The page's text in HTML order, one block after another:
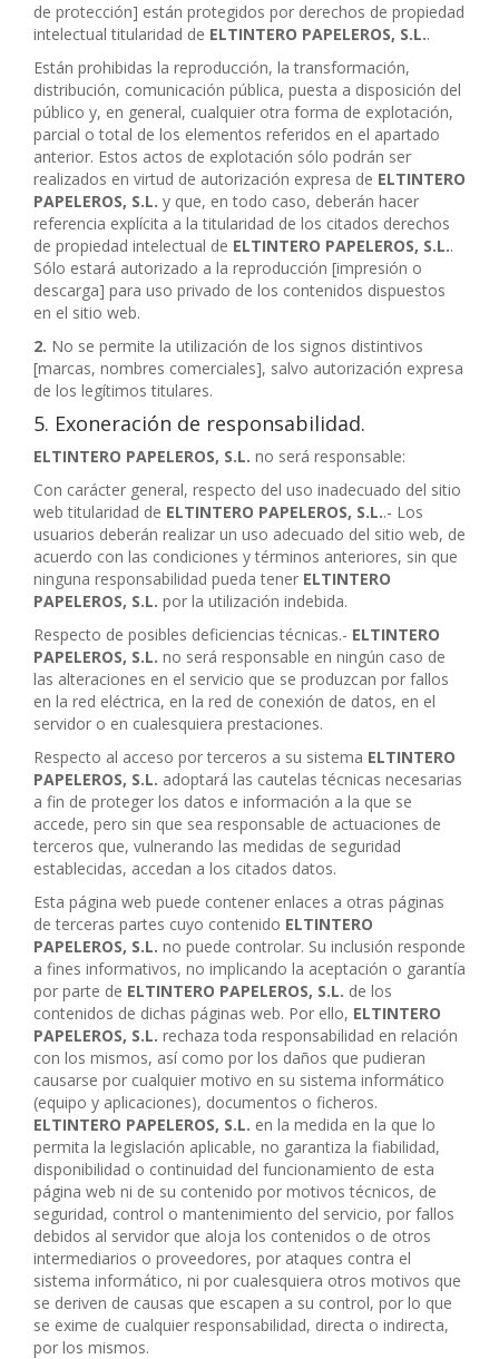
de protección] están protegidos por derechos de propiedad
intelectual titularidad de ELTINTERO PAPELEROS, S.L..
Están prohibidas la reproducción, la transformación,
distribución, comunicación pública, puesta a disposición del
público y, en general, cualquier otra forma de explotación,
parcial o total de los elementos referidos en el apartado
anterior. Estos actos de explotación sólo podrán ser
realizados en virtud de autorización expresa de ELTINTERO
PAPELEROS, S.L. y que, en todo caso, deberán hacer
referencia explícita a la titularidad de los citados derechos
de propiedad intelectual de ELTINTERO PAPELEROS, S.L..
Sólo estará autorizado a la reproducción [impresión o
descarga] para uso privado de los contenidos dispuestos
en el sitio web.
2. No se permite la utilización de los signos distintivos
[marcas, nombres comerciales], salvo autorización expresa
de los legítimos titulares.
5. Exoneración de responsabilidad.
ELTINTERO PAPELEROS, S.L. no será responsable:
Con carácter general, respecto del uso inadecuado del sitio
web titularidad de ELTINTERO PAPELEROS, S.L..- Los
usuarios deberán realizar un uso adecuado del sitio web, de
acuerdo con las condiciones y términos anteriores, sin que
ninguna responsabilidad pueda tener ELTINTERO
PAPELEROS, S.L. por la utilización indebida.
Respecto de posibles deficiencias técnicas.- ELTINTERO
PAPELEROS, S.L. no será responsable en ningún caso de
las alteraciones en el servicio que se produzcan por fallos
en la red eléctrica, en la red de conexión de datos, en el
servidor o en cualesquiera prestaciones.
Respecto al acceso por terceros a su sistema ELTINTERO
PAPELEROS, S.L. adoptará las cautelas técnicas necesarias
a fin de proteger los datos e información a la que se
accede, pero sin que sea responsable de actuaciones de
terceros que, vulnerando las medidas de seguridad
establecidas, accedan a los citados datos.
Esta página web puede contener enlaces a otras páginas
de terceras partes cuyo contenido ELTINTERO
PAPELEROS, S.L. no puede controlar. Su inclusión responde
a fines informativos, no implicando la aceptación o garantía
por parte de ELTINTERO PAPELEROS, S.L. de los
contenidos de dichas páginas web. Por ello, ELTINTERO
PAPELEROS, S.L. rechaza toda responsabilidad en relación
con los mismos, así como por los daños que pudieran
causarse por cualquier motivo en su sistema informático
(equipo y aplicaciones), documentos o ficheros.
ELTINTERO PAPELEROS, S.L. en la medida en la que lo
permita la legislación aplicable, no garantiza la fiabilidad,
disponibilidad o continuidad del funcionamiento de esta
página web ni de su contenido por motivos técnicos, de
seguridad, control o mantenimiento del servicio, por fallos
debidos al servidor que aloja los contenidos o de otros
intermediarios o proveedores, por ataques contra el
sistema informático, ni por cualesquiera otros motivos que
se deriven de causas que escapen a su control, por lo que
se exime de cualquier responsabilidad, directa o indirecta,
por los mismos.